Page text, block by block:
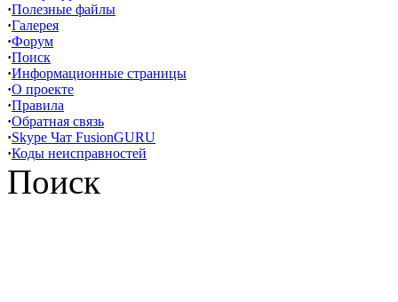
·Полезные файлы
·Галерея
·Форум
·Поиск
·Информационные страницы
·О проекте
·Правила
·Обратная связь
·Skype Чат FusionGURU
·Коды неисправностей
Поиск